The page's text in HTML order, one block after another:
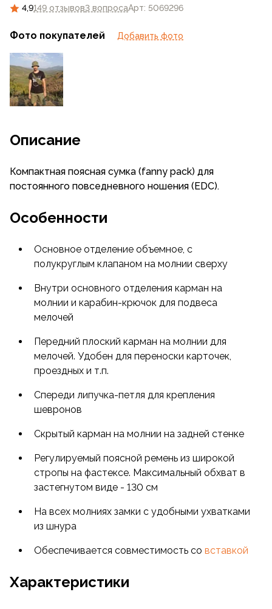
4,9149 отзывов3 вопросаАрт: 5069296
Фото покупателей Добавить фото
Описание
Компактная поясная сумка (fanny pack) для
постоянного повседневного ношения (EDC).
Особенности
Основное отделение объемное, с
полукруглым клапаном на молнии сверху
Внутри основного отделения карман на
молнии и карабин-крючок для подвеса
мелочей
Передний плоский карман на молнии для
мелочей. Удобен для переноски карточек,
проездных и т.п.
Спереди липучка-петля для крепления
шевронов
Скрытый карман на молнии на задней стенке
Регулируемый поясной ремень из широкой
стропы на фастексе. Максимальный обхват в
застегнутом виде - 130 см
На всех молниях замки с удобными ухватками
из шнура
Обеспечивается совместимость со вставкой
Характеристики